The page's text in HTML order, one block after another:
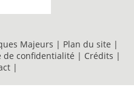
Majeurs | Plan du site |
de confidentialité | Crédits |
|